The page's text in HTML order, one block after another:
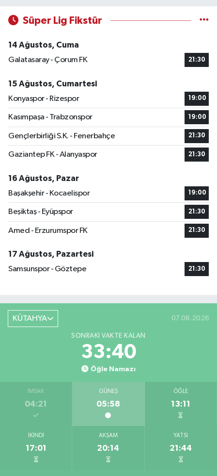
Süper Lig Fikstür
14 Ağustos, Cuma
Galatasaray - Çorum FK
21:30
15 Ağustos, Cumartesi
Konyaspor - Rizespor
19:00
Kasımpaşa - Trabzonspor 19:00
Gençlerbirliği S.K. - Fenerbahçe 21:30
Gaziantep FK - Alanyaspor 21:30
16 Ağustos, Pazar
Başakşehir - Kocaelispor
19:00
Beşiktaş - Eyüpspor 21:30
Amed - Erzurumspor FK 21:30
17 Ağustos, Pazartesi
Samsunspor - Göztepe
21:30
KÜTAHYA 07.08.2026
SONRAKI VAKTE KALAN
33:39
Öğle Namazı
İMSAK
04:21
GÜNEŞ
05:58
ÖĞLE
13:11
İKINDI
17:01
AKŞAM
20:14
YATSI
21:44